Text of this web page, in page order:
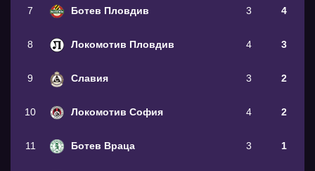
7 Ботев Пловдив 3 4
8 Локомотив Пловдив 4 3
9 Славия 3 2
10 Локомотив София 4 2
11 Ботев Враца 3 1